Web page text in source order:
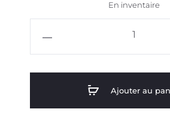
En inventaire
Ajouter au